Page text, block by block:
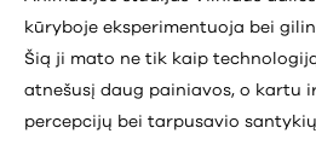
kūryboje eksperimentuoja bei
Šią ji mato ne tik kaip
atnešusį daug painiavos, o kartu
percepcijų bei tarpusavio